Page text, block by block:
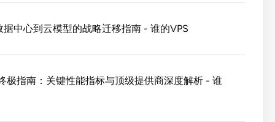
中心到云模型的战略迁移指南 - 谁的VPS
极指南：关键性能指标与顶级提供商深度解析 - 谁